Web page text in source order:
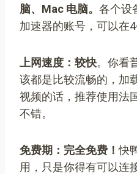
脑、Mac 电脑。 各个设
加速器的账号，可以在4
上网速度：较快。你看
该都是比较流畅的，加
视频的话，推荐使用法
不错。
免费期：完全免费！快
用，只是你得有可以连